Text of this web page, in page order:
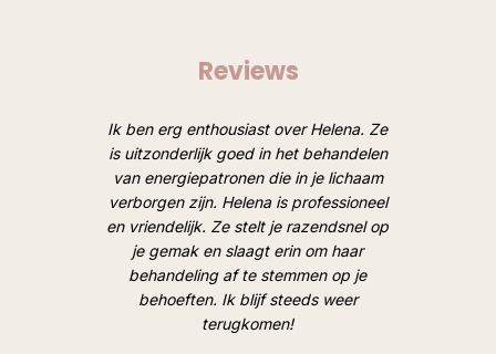
Reviews
Ik ben erg enthousiast over Helena. Ze
is uitzonderlijk goed in het behandelen
van energiepatronen die in je lichaam
verborgen zijn. Helena is professioneel
en vriendelijk. Ze stelt je razendsnel op
je gemak en slaagt erin om haar
behandeling af te stemmen op je
behoeften. Ik blijf steeds weer
terugkomen!